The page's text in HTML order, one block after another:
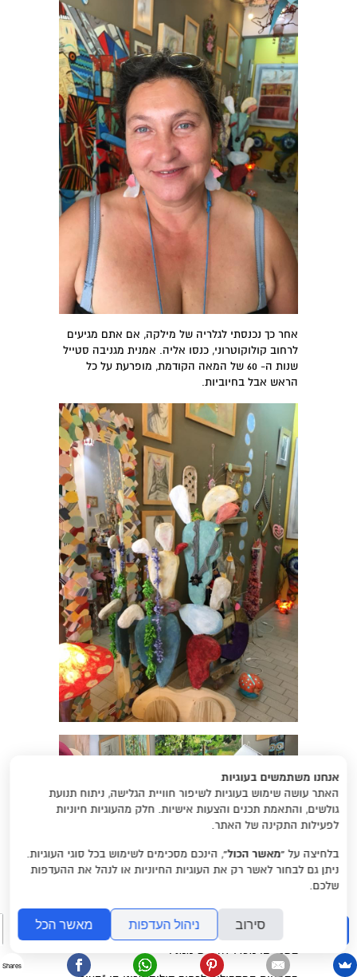
אחר כך נכנסתי לגלריה של מילקה, אם אתם מגיעים
לרחוב קולוקוטרוני, כנסו אליה. אמנית מגניבה סטייל
שנות ה- 60 של המאה הקודמת, מופרעת על כל
הראש אבל בחיוביות.
מילקה יוצרת הכל מהכל והמחירים בכלל לא
בשמיים. מסרו לה ד"ש ממני.
אנחנו משתמשים בעוגיות
האתר עושה שימוש בעוגיות לשיפור חוויית הגלישה, ניתוח תנועת
גולשים, והתאמת תכנים והצעות אישיות. חלק מהעוגיות חיוניות
לפעילות התקינה של האתר.
בלחיצה על “מאשר הכול”, הינכם מסכימים לשימוש בכל סוגי העוגיות.
ניתן גם לבחור לאשר רק את העוגיות החיוניות או לנהל את ההעדפות
שלכם.
סירוב ניהול העדפות מאשר הכל
Shares